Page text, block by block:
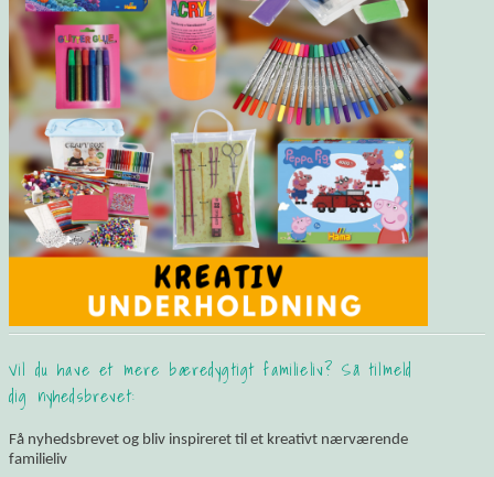
Vil du have et mere bæredygtigt familieliv? Så tilmeld
dig nyhedsbrevet:
Få nyhedsbrevet og bliv inspireret til et kreativt nærværende
familieliv